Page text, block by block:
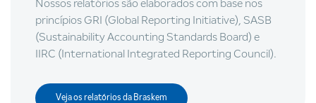
Nossos relatórios são elaborados com base nos
princípios GRI (Global Reporting Initiative), SASB
(Sustainability Accounting Standards Board) e
IIRC (International Integrated Reporting Council).
Veja os relatórios da Braskem